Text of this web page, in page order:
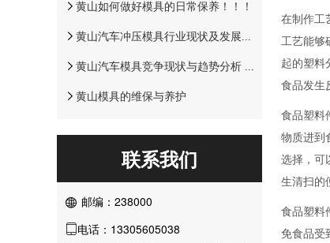
黄山如何做好模具的日常保养！！！
黄山模具的维保与养护
联系我们
 邮编：238000
电话：13305605038
在制作工
工艺能够
起的塑料
食品发生
食品塑料
物质进到
选择，可
生清扫的
食品塑料
免食品受